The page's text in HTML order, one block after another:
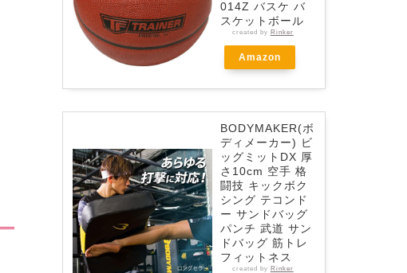
014Z バスケ バ
スケットボール
created by Rinker
Amazon
BODYMAKER(ボ
ディメーカー) ビ
ッグミットDX 厚
さ10cm 空手 格
闘技 キックボク
シング テコンド
ー サンドバッグ
パンチ 武道 サン
ドバッグ 筋トレ
フィットネス
created by Rinker